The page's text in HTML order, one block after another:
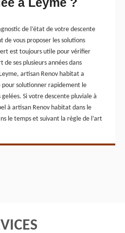
de l’état de votre descente
de vous proposer les solutions
est toujours utile pour vérifier
de ses plusieurs années dans
artisan Renov habitat a
pour solutionner rapidement le
Si votre descente pluviale à
à artisan Renov habitat dans le
le temps et suivant la règle de l’art